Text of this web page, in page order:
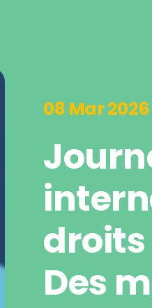
08 Mar 2026
droits
Des